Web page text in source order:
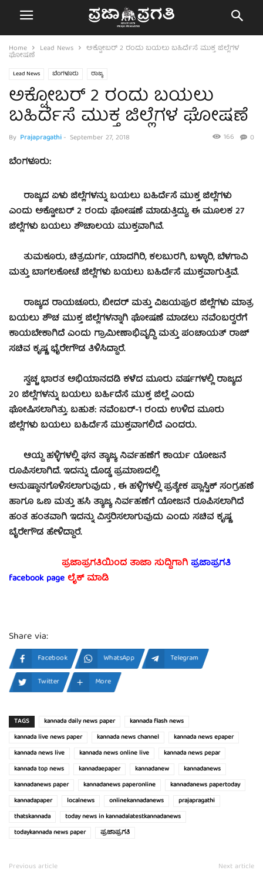
Home Lead News ಅಕ್ಟೋಬರ್ 2 ರಂದು ಬಯಲು ಬಹಿರ್ದೆಸೆ ಮುಕ್ತ ಜಿಲ್ಲೆಗಳ
ಘೋಷಣೆ
Lead News ಬೆಂಗಳೂರು ರಾಜ್ಯ
ಅಕ್ಟೋಬರ್ 2 ರಂದು ಬಯಲು
ಬಹಿರ್ದೆಸೆ ಮುಕ್ತ ಜಿಲ್ಲೆಗಳ ಘೋಷಣೆ
By Prajapragathi- September 27, 2018 0
166
ಬೆಂಗಳೂರು:
ರಾಜ್ಯದ ಏಳು ಜಿಲ್ಲೆಗಳನ್ನು ಬಯಲು ಬಹಿರ್ದೆಸೆ ಮುಕ್ತ ಜಿಲ್ಲೆಗಳು
ಎಂದು ಅಕ್ಟೋಬರ್ 2 ರಂದು ಘೋಷಣೆ ಮಾಡುತ್ತಿದ್ದು, ಈ ಮೂಲಕ 27
ಜಿಲ್ಲೆಗಳು ಬಯಲು ಶೌಚಾಲಯ ಮುಕ್ತವಾಗಿವೆ.
ತುಮಕೂರು, ಚಿತ್ರದುರ್ಗ, ಯಾದಗಿರಿ, ಕಲಬುರಗಿ, ಬಳ್ಳಾರಿ, ಬೆಳಗಾವಿ
ಮತ್ತು ಬಾಗಲಕೋಟೆ ಜಿಲ್ಲೆಗಳು ಬಯಲು ಬಹಿರ್ದೆಸೆ ಮುಕ್ತವಾಗುತ್ತಿವೆ.
ರಾಜ್ಯದ ರಾಯಚೂರು, ಬೀದರ್ ಮತ್ತು ವಿಜಯಪುರ ಜಿಲ್ಲೆಗಳು ಮಾತ್ರ
ಬಯಲು ಶೌಚ ಮುಕ್ತ ಜಿಲ್ಲೆಗಳನ್ನಾಗಿ ಘೋಷಣೆ ಮಾಡಲು ನವೆಂಬರ್‍ವರೆಗೆ
ಕಾಯಬೇಕಾಗಿದೆ ಎಂದು ಗ್ರಾಮೀಣಾಭಿವೃದ್ಧಿ ಮತ್ತು ಪಂಚಾಯತ್ ರಾಜ್
ಸಚಿವ ಕೃಷ್ಣ ಭೈರೇಗೌಡ ತಿಳಿಸಿದ್ದಾರೆ.
ಸ್ವಚ್ಚ ಭಾರತ ಅಭಿಯಾನದಡಿ ಕಳೆದ ಮೂರು ವರ್ಷಗಳಲ್ಲಿ ರಾಜ್ಯದ
20 ಜಿಲ್ಲೆಗಳನ್ನು ಬಯಲು ಬರ್ಹಿದೆಸೆ ಮುಕ್ತ ಜಿಲ್ಲೆ ಎಂದು
ಘೋಷಿಸಲಾಗಿತ್ತು. ಬಹುಶ: ನವೆಂಬರ್-1 ರಂದು ಉಳಿದ ಮೂರು
ಜಿಲ್ಲೆಗಳು ಬಯಲು ಬಹಿರ್ದೆಸೆ ಮುಕ್ತವಾಗಲಿದೆ ಎಂದರು.
ಆಯ್ದ ಹಳ್ಳಿಗಳಲ್ಲಿ ಘನ ತ್ಯಾಜ್ಯ ನಿರ್ವಹಣೆಗೆ ಕಾರ್ಯ ಯೋಜನೆ
ರೂಪಿಸಲಾಗಿದೆ. ಇದನ್ನು ದೊಡ್ಡ ಪ್ರಮಾಣದಲ್ಲಿ
ಅನುಷ್ಠಾನಗೊಳಿಸಲಾಗುವುದು , ಈ ಹಳ್ಳಿಗಳಲ್ಲಿ ಪ್ರತ್ಯೇಕ ಪ್ಲಾಸ್ಟಿಕ್ ಸಂಗ್ರಹಣೆ
ಹಾಗೂ ಒಣ ಮತ್ತು ಹಸಿ ತ್ಯಾಜ್ಯ ನಿರ್ವಹಣೆಗೆ ಯೋಜನೆ ರೂಪಿಸಲಾಗಿದೆ
ಹಂತ ಹಂತವಾಗಿ ಇದನ್ನು ವಿಸ್ತರಿಸಲಾಗುವುದು ಎಂದು ಸಚಿವ ಕೃಷ್ಣ
ಬೈರೇಗೌಡ ಹೇಳಿದ್ದಾರೆ.
ಪ್ರಜಾಪ್ರಗತಿಯಿಂದ ತಾಜಾ ಸುದ್ದಿಗಾಗಿಪ್ರಜಾಪ್ರಗತಿ
facebook page ಲೈಕ್ ಮಾಡಿ
Share via:
Facebook WhatsApp
Telegram
Twitter
More
TAGS kannada daily news paper
kannada flash news
kannada live news paper
kannada news channel
kannada news epaper
kannada news live
kannada news online live
kannada news pepar
kannada top news
kannadaepaper kannadanew
kannadanews
kannadanews paper
kannadanews paperonline
kannadanews papertoday
kannadapaper
localnews onlinekannadanews
prajapragathi
thatskannada
today news in kannadalatestkannadanews
todaykannada news paper
ಪ್ರಜಾಪ್ರಗತಿ
Previous article Next article